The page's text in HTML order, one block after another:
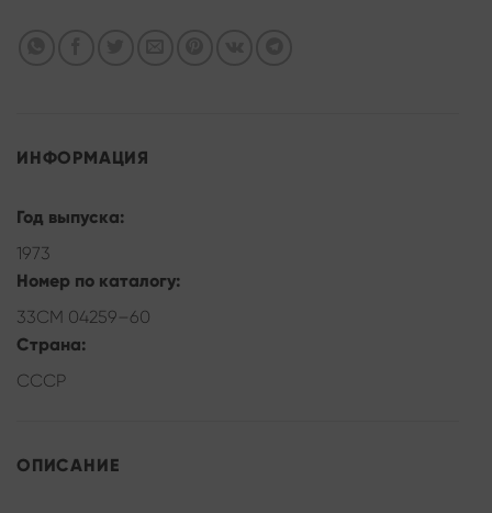
ИНФОРМАЦИЯ
Год выпуска:
1973
Номер по каталогу:
33СМ 04259–60
Страна:
СССР
ОПИСАНИЕ